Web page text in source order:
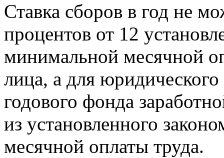
Ставка сборов в год не
процентов от 12
минимальной месячной
лица, а для
годового фонда
из установленного
месячной оплаты труда.